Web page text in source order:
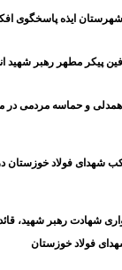
ایذه پاسخگوی
پیکر مطهر رهبر شهید
و حماسه مردمی در
شهدای فولاد خوزستان
شهادت رهبر شهید،
فولاد خوزستان